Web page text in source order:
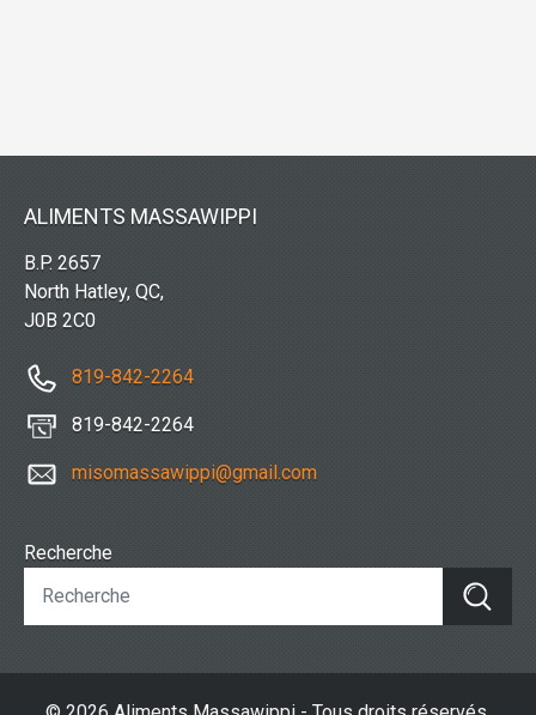
ALIMENTS MASSAWIPPI
B.P. 2657
North Hatley, QC,
J0B 2C0
819-842-2264
819-842-2264
misomassawippi@gmail.com
Recherche